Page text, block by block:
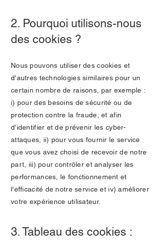
2. Pourquoi utilisons-nous
des cookies ?
Nous pouvons utiliser des cookies et
d'autres technologies similaires pour un
certain nombre de raisons, par exemple :
i) pour des besoins de sécurité ou de
protection contre la fraude, et afin
d'identifier et de prévenir les cyber-
attaques, ii) pour vous fournir le service
que vous avez choisi de recevoir de notre
part, iii) pour contrôler et analyser les
performances, le fonctionnement et
l'efficacité de notre service et iv) améliorer
votre expérience utilisateur.
3. Tableau des cookies :